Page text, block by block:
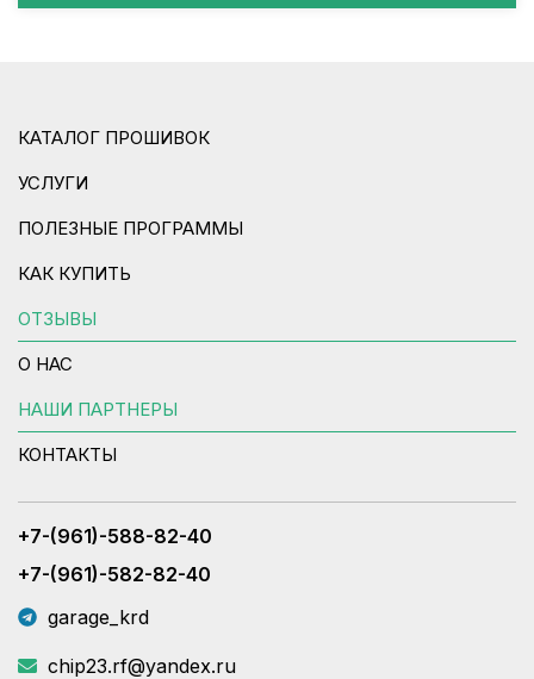
КАТАЛОГ ПРОШИВОК
УСЛУГИ
ПОЛЕЗНЫЕ ПРОГРАММЫ
КАК КУПИТЬ
ОТЗЫВЫ
О НАС
НАШИ ПАРТНЕРЫ
КОНТАКТЫ
+7-(961)-588-82-40
+7-(961)-582-82-40
garage_krd
chip23.rf@yandex.ru